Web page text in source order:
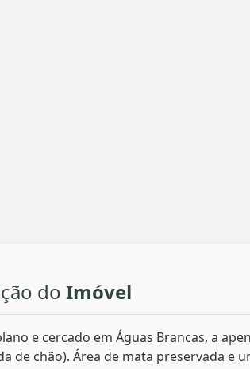
do Imóvel
e cercado em Águas Brancas, a
de chão). Área de mata preservada e